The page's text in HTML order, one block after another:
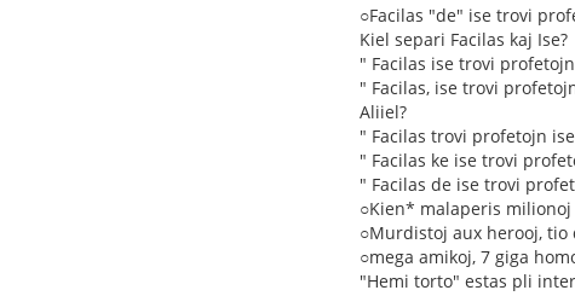
○Facilas "de" ise trovi
Kiel separi Facilas kaj Ise?
" Facilas ise trovi
" Facilas, ise trovi
Aliiel?
" Facilas trovi profetojn
" Facilas ke ise trovi
" Facilas de ise trovi
○Kien* malaperis
○Murdistoj aux herooj,
○mega amikoj, 7 giga
"Hemi torto" estas pli